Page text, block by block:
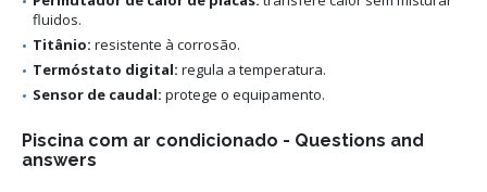
fluidos.
Titânio: resistente à corrosão.
Termóstato digital: regula a temperatura.
Sensor de caudal: protege o equipamento.
Piscina com ar condicionado - Questions and
answers